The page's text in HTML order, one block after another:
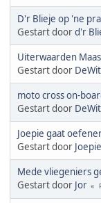
D'r Blieje op 'ne
Gestart doord'r
Uiterwaarden
Gestart door
moto cross on-
Gestart door
Joepie gaat
Gestart door
Mede vliegeniers
Gestart door Jor